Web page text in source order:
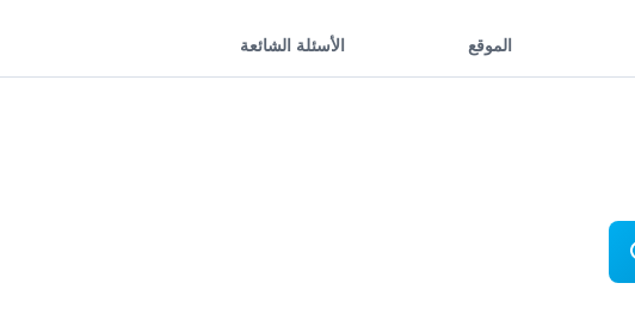
الموقع الأسئلة الشائعة